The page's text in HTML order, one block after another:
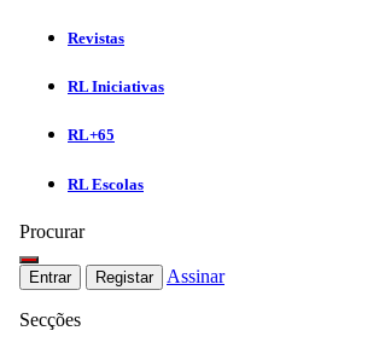
Revistas
RL Iniciativas
RL+65
RL Escolas
Procurar
Entrar Registar Assinar
Secções